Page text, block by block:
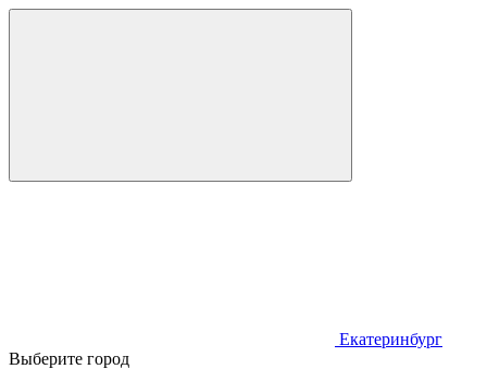
Екатеринбург
Выберите город